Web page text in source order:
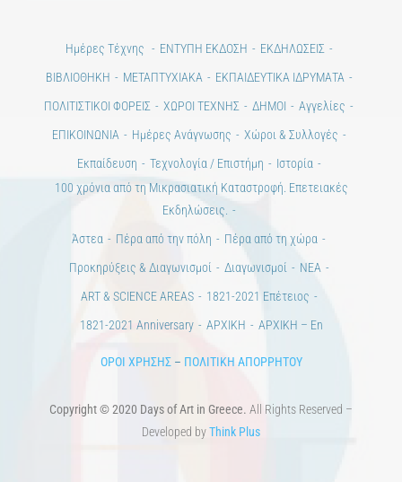
Ημέρες Τέχνης ΕΝΤΥΠΗ ΕΚΔΟΣΗ
ΕΚΔΗΛΩΣΕΙΣ
ΒΙΒΛΙΟΘΗΚΗ
ΜΕΤΑΠΤΥΧΙΑΚΑ
ΕΚΠΑΙΔΕΥΤΙΚΑ ΙΔΡΥΜΑΤΑ
ΠΟΛΙΤΙΣΤΙΚΟΙ ΦΟΡΕΙΣ
ΧΩΡΟΙ ΤΕΧΝΗΣ ΔΗΜΟΙ
Αγγελίες
ΕΠΙΚΟΙΝΩΝΙΑ
Ημέρες Ανάγνωσης
Χώροι & Συλλογές
Εκπαίδευση
Τεχνολογία / Επιστήμη
Ιστορία
100 χρόνια από τη Μικρασιατική Καταστροφή. Επετειακές
Εκδηλώσεις.
Άστεα
Πέρα από την πόλη
Πέρα από τη χώρα
Προκηρύξεις & Διαγωνισμοί
Διαγωνισμοί
ΝΕΑ
ART & SCIENCE AREAS
1821-2021 Επέτειος
1821-2021 Anniversary
ΑΡΧΙΚΗ ΑΡΧΙΚΗ – En
ΟΡΟΙ ΧΡΗΣΗΣ– ΠΟΛΙΤΙΚΗ ΑΠΟΡΡΗΤΟΥ
Copyright © 2020 Days of Art in Greece. All Rights Reserved –
Developed byThink Plus